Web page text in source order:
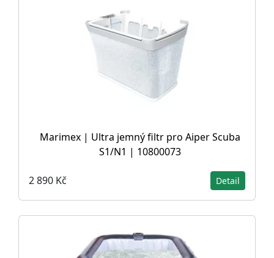
Marimex | Ultra jemný filtr pro Aiper Scuba
S1/N1 | 10800073
2 890 Kč Detail